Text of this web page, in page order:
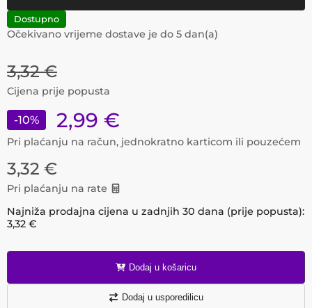
Dostupno
Očekivano vrijeme dostave je do 5 dan(a)
3,32 €
Cijena prije popusta
-10% 2,99 €
Pri plaćanju na račun, jednokratno karticom ili pouzećem
3,32 €
Pri plaćanju na rate
Najniža prodajna cijena u zadnjih 30 dana (prije popusta):
3,32 €
Dodaj u košaricu
Dodaj u usporedilicu